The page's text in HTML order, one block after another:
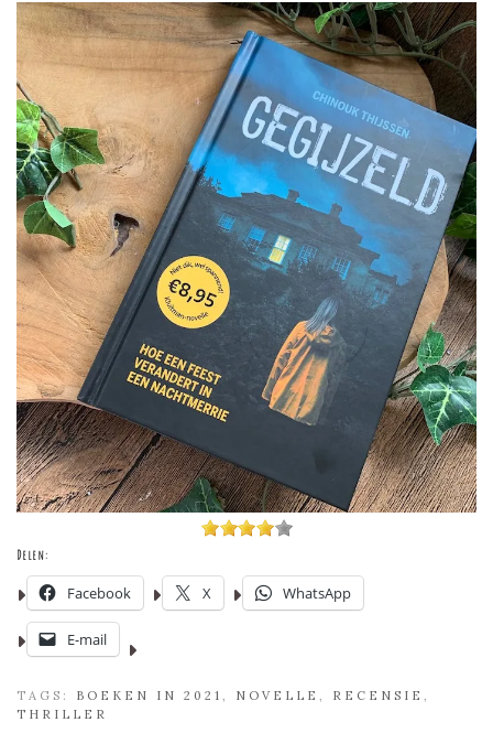
Delen:
Facebook X WhatsApp
E-mail
TAGS: BOEKEN IN 2021 , NOVELLE , RECENSIE ,
THRILLER